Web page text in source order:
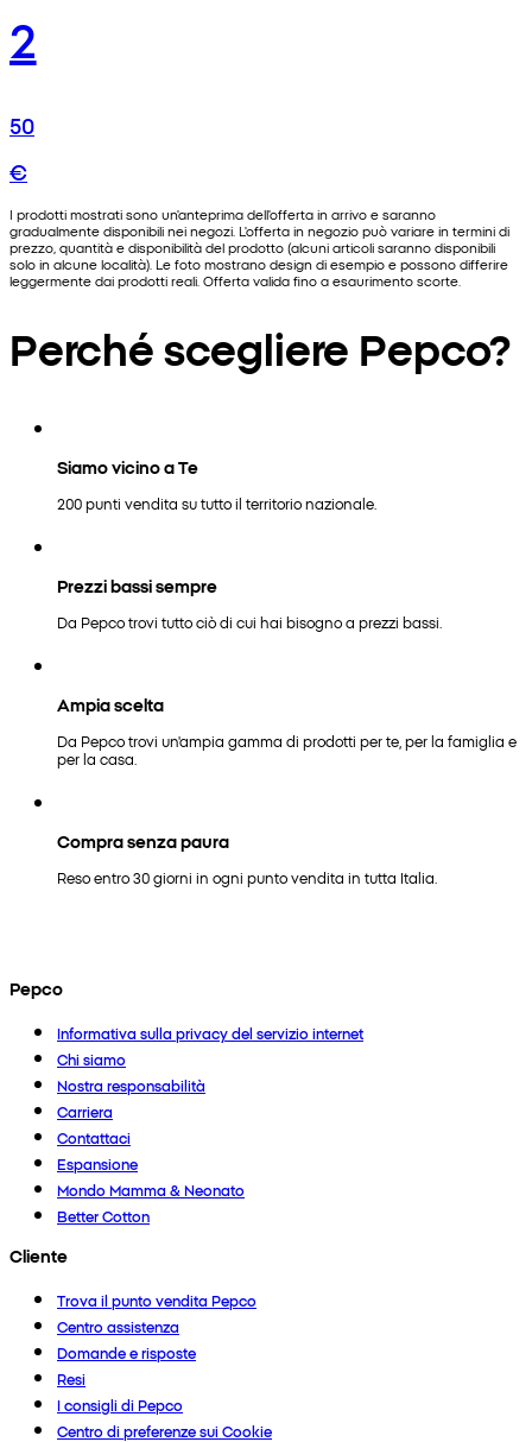
2
50
€
I prodotti mostrati sono un'anteprima dell'offerta in arrivo e saranno
gradualmente disponibili nei negozi. L'offerta in negozio può variare in termini di
prezzo, quantità e disponibilità del prodotto (alcuni articoli saranno disponibili
solo in alcune località). Le foto mostrano design di esempio e possono differire
leggermente dai prodotti reali. Offerta valida fino a esaurimento scorte.
Perché scegliere Pepco?
Siamo vicino a Te
200 punti vendita su tutto il territorio nazionale.
Prezzi bassi sempre
Da Pepco trovi tutto ciò di cui hai bisogno a prezzi bassi.
Ampia scelta
Da Pepco trovi un'ampia gamma di prodotti per te, per la famiglia e
per la casa.
Compra senza paura
Reso entro 30 giorni in ogni punto vendita in tutta Italia.
Pepco
Informativa sulla privacy del servizio internet
Chi siamo
Nostra responsabilità
Carriera
Contattaci
Espansione
Mondo Mamma & Neonato
Better Cotton
Cliente
Trova il punto vendita Pepco
Centro assistenza
Domande e risposte
Resi
I consigli di Pepco
Centro di preferenze sui Cookie